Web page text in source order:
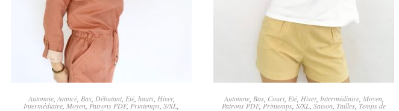
AJOUTER AU PANIER
Automne, Avancé, Bas, Débutant, Eté, hauts, Hiver,
Intermédiaire Moyen Patrons PDF, Printemps S/XL
AJOUTER AU PANIER
Automne, Bas, Court, Eté, Hiver, Intermédiaire, Moyen,
Patrons PDF, Printemps S/XL Saison Tailles Temps de